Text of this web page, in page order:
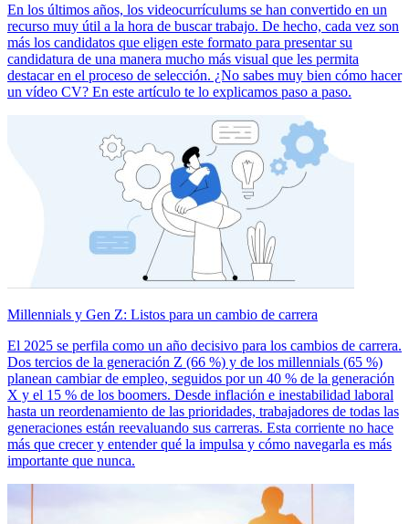
En los últimos años, los videocurrículums se han convertido en un
recurso muy útil a la hora de buscar trabajo. De hecho, cada vez son
más los candidatos que eligen este formato para presentar su
candidatura de una manera mucho más visual que les permita
destacar en el proceso de selección. ¿No sabes muy bien cómo hacer
un vídeo CV? En este artículo te lo explicamos paso a paso.
Millennials y Gen Z: Listos para un cambio de carrera
El 2025 se perfila como un año decisivo para los cambios de carrera.
Dos tercios de la generación Z (66 %) y de los millennials (65 %)
planean cambiar de empleo, seguidos por un 40 % de la generación
X y el 15 % de los boomers. Desde inflación e inestabilidad laboral
hasta un reordenamiento de las prioridades, trabajadores de todas las
generaciones están reevaluando sus carreras. Esta corriente no hace
más que crecer y entender qué la impulsa y cómo navegarla es más
importante que nunca.